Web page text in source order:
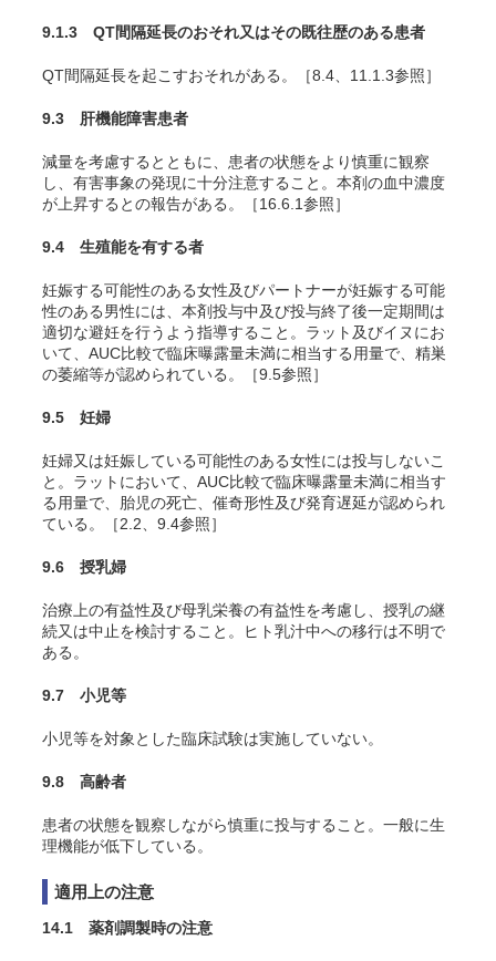
9.1.3 QT間隔延長のおそれ又はその既往歴のある患者
QT間隔延長を起こすおそれがある。［8.4、11.1.3参照］
9.3 肝機能障害患者
減量を考慮するとともに、患者の状態をより慎重に観察
し、有害事象の発現に十分注意すること。本剤の血中濃度
が上昇するとの報告がある。［16.6.1参照］
9.4 生殖能を有する者
妊娠する可能性のある女性及びパートナーが妊娠する可能
性のある男性には、本剤投与中及び投与終了後一定期間は
適切な避妊を行うよう指導すること。ラット及びイヌにお
いて、AUC比較で臨床曝露量未満に相当する用量で、精巣
の萎縮等が認められている。［9.5参照］
9.5 妊婦
妊婦又は妊娠している可能性のある女性には投与しないこ
と。ラットにおいて、AUC比較で臨床曝露量未満に相当す
る用量で、胎児の死亡、催奇形性及び発育遅延が認められ
ている。［2.2、9.4参照］
9.6 授乳婦
治療上の有益性及び母乳栄養の有益性を考慮し、授乳の継
続又は中止を検討すること。ヒト乳汁中への移行は不明で
ある。
9.7 小児等
小児等を対象とした臨床試験は実施していない。
9.8 高齢者
患者の状態を観察しながら慎重に投与すること。一般に生
理機能が低下している。
適用上の注意
14.1 薬剤調製時の注意